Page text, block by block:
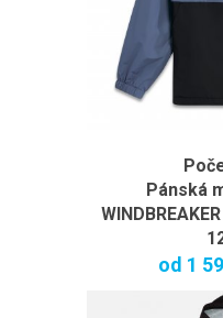
Pánská
od 1